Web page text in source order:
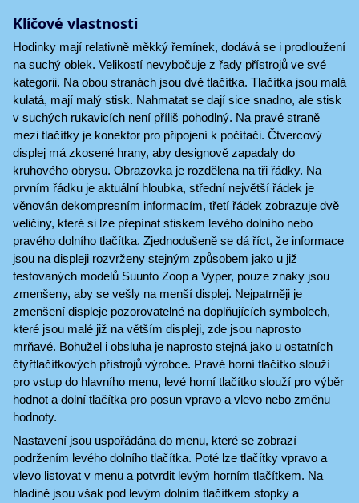
Klíčové vlastnosti
Hodinky mají relativně měkký řemínek, dodává se i prodloužení
na suchý oblek. Velikostí nevybočuje z řady přístrojů ve své
kategorii. Na obou stranách jsou dvě tlačítka. Tlačítka jsou malá
kulatá, mají malý stisk. Nahmatat se dají sice snadno, ale stisk
v suchých rukavicích není příliš pohodlný. Na pravé straně
mezi tlačítky je konektor pro připojení k počítači. Čtvercový
displej má zkosené hrany, aby designově zapadaly do
kruhového obrysu. Obrazovka je rozdělena na tři řádky. Na
prvním řádku je aktuální hloubka, střední největší řádek je
věnován dekompresním informacím, třetí řádek zobrazuje dvě
veličiny, které si lze přepínat stiskem levého dolního nebo
pravého dolního tlačítka. Zjednodušeně se dá říct, že informace
jsou na displeji rozvrženy stejným způsobem jako u již
testovaných modelů Suunto Zoop a Vyper, pouze znaky jsou
zmenšeny, aby se vešly na menší displej. Nejpatrněji je
zmenšení displeje pozorovatelné na doplňujících symbolech,
které jsou malé již na větším displeji, zde jsou naprosto
mrňavé. Bohužel i obsluha je naprosto stejná jako u ostatních
čtyřtlačítkových přístrojů výrobce. Pravé horní tlačítko slouží
pro vstup do hlavního menu, levé horní tlačítko slouží pro výběr
hodnot a dolní tlačítka pro posun vpravo a vlevo nebo změnu
hodnoty.
Nastavení jsou uspořádána do menu, které se zobrazí
podržením levého dolního tlačítka. Poté lze tlačítky vpravo a
vlevo listovat v menu a potvrdit levým horním tlačítkem. Na
hladině jsou však pod levým dolním tlačítkem stopky a